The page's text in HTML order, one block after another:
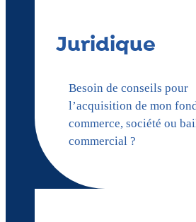
Juridique
Besoin de conseils pour
l’acquisition de mon
commerce, société ou
commercial ?